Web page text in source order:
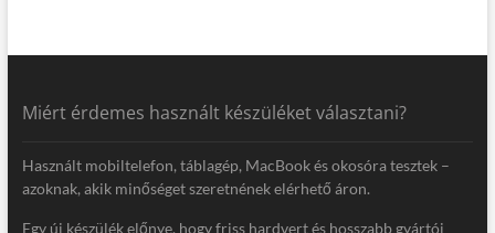
Miért érdemes használt készüléket választani?
Használt mobiltelefon, táblagép, MacBook és okosóra tesztek –
azoknak, akik minőséget szeretnének elérhető áron.
Egy új készülék előnye, hogy friss hardvert és hosszabb gyártói